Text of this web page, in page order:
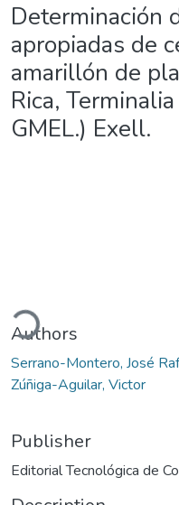
Determinación
apropiadas de
amarillón de
Rica,
GMEL.) Exell.
Authors
Serrano-Montero, José
Zúñiga-Aguilar, Victor
Publisher
Editorial Tecnológica de